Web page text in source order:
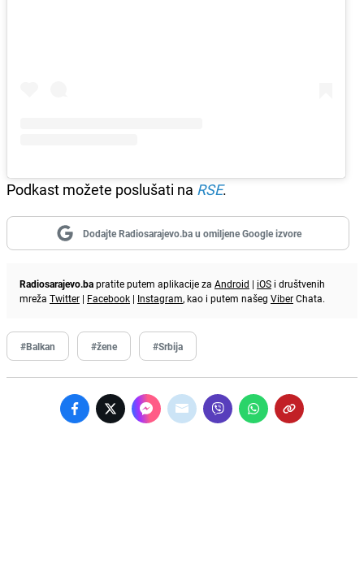
Podkast možete poslušati na RSE.
Dodajte Radiosarajevo.ba u omiljene Google izvore
Radiosarajevo.bapratite putem aplikacije za Android | iOS i društvenih
mreža Twitter | Facebook | Instagram, kao i putem našeg ViberChata.
#Balkan #žene #Srbija